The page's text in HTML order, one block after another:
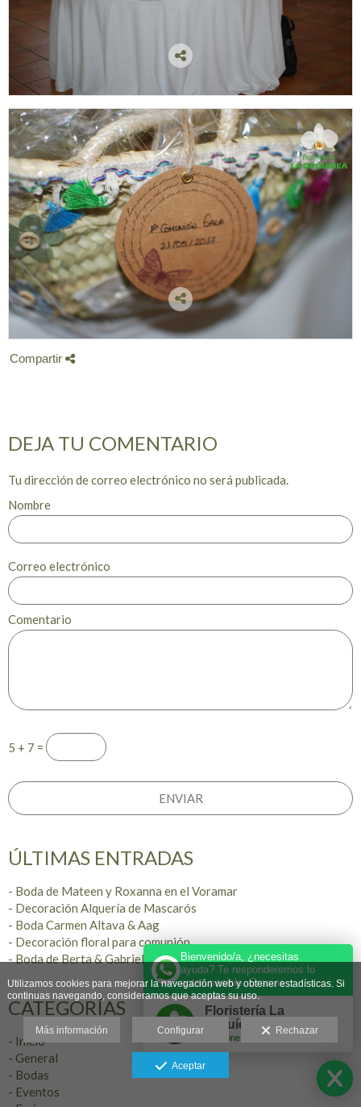
Compartir
DEJA TU COMENTARIO
Tu dirección de correo electrónico no será publicada.
Nombre
Correo electrónico
Comentario
5 + 7 =
ÚLTIMAS ENTRADAS
- Boda de Mateen y Roxanna en el Voramar
- Decoración Alquería de Mascarós
- Boda Carmen Altava & Aag
- Decoración floral para comunión
- Boda de Berta & Gabriel
CATEGORÍAS
- Inicio
- General
- Bodas
- Eventos
Utilizamos cookies para mejorar la navegación web y obtener estadísticas. Si
continuas navegando, consideramos que aceptas su uso.
Más información Configurar Rechazar
Aceptar
Bienvenido/a, ¿necesitas
ayuda? Te responderemos lo
antes posible. Gracias
Floristería La
Orquídea ®️
Online